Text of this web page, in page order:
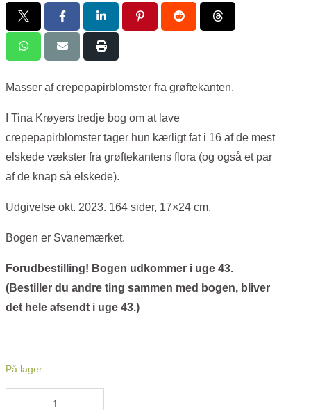
Masser af crepepapirblomster fra grøftekanten.
I Tina Krøyers tredje bog om at lave
crepepapirblomster tager hun kærligt fat i 16 af de mest
elskede vækster fra grøftekantens flora (og også et par
af de knap så elskede).
Udgivelse okt. 2023. 164 sider, 17×24 cm.
Bogen er Svanemærket.
Forudbestilling! Bogen udkommer i uge 43.
(Bestiller du andre ting sammen med bogen, bliver
det hele afsendt i uge 43.)
På lager